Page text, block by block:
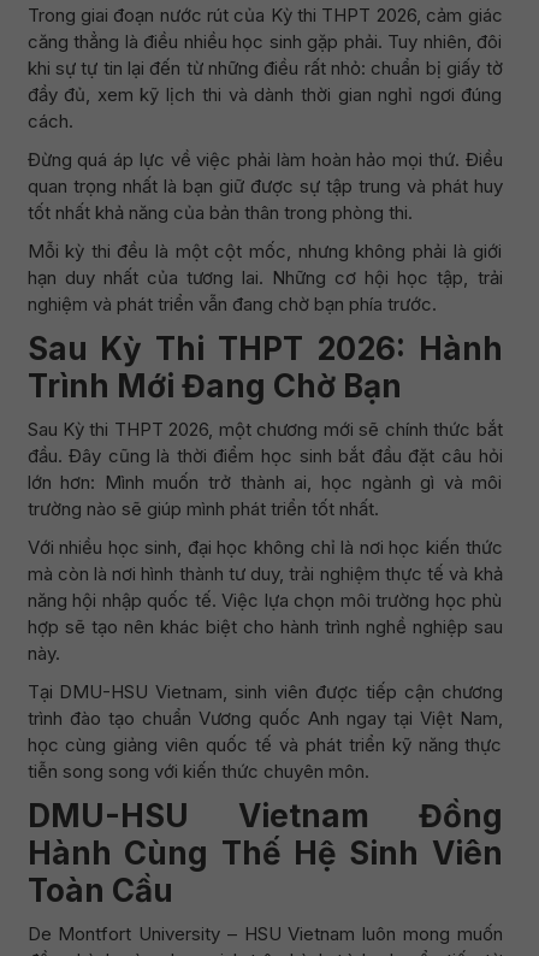
Trong giai đoạn nước rút của Kỳ thi THPT 2026, cảm giác
căng thẳng là điều nhiều học sinh gặp phải. Tuy nhiên, đôi
khi sự tự tin lại đến từ những điều rất nhỏ: chuẩn bị giấy tờ
đầy đủ, xem kỹ lịch thi và dành thời gian nghỉ ngơi đúng
cách.
Đừng quá áp lực về việc phải làm hoàn hảo mọi thứ. Điều
quan trọng nhất là bạn giữ được sự tập trung và phát huy
tốt nhất khả năng của bản thân trong phòng thi.
Mỗi kỳ thi đều là một cột mốc, nhưng không phải là giới
hạn duy nhất của tương lai. Những cơ hội học tập, trải
nghiệm và phát triển vẫn đang chờ bạn phía trước.
Sau Kỳ Thi THPT 2026: Hành
Trình Mới Đang Chờ Bạn
Sau Kỳ thi THPT 2026, một chương mới sẽ chính thức bắt
đầu. Đây cũng là thời điểm học sinh bắt đầu đặt câu hỏi
lớn hơn: Mình muốn trở thành ai, học ngành gì và môi
trường nào sẽ giúp mình phát triển tốt nhất.
Với nhiều học sinh, đại học không chỉ là nơi học kiến thức
mà còn là nơi hình thành tư duy, trải nghiệm thực tế và khả
năng hội nhập quốc tế. Việc lựa chọn môi trường học phù
hợp sẽ tạo nên khác biệt cho hành trình nghề nghiệp sau
này.
Tại DMU-HSU Vietnam, sinh viên được tiếp cận chương
trình đào tạo chuẩn Vương quốc Anh ngay tại Việt Nam,
học cùng giảng viên quốc tế và phát triển kỹ năng thực
tiễn song song với kiến thức chuyên môn.
DMU-HSU Vietnam Đồng
Hành Cùng Thế Hệ Sinh Viên
Toàn Cầu
De Montfort University – HSU Vietnam luôn mong muốn